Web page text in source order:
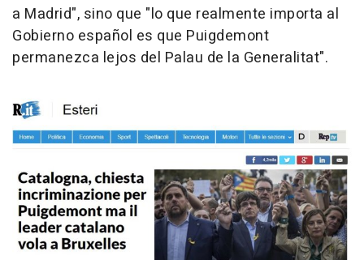
a Madrid", sino que "lo que realmente importa al
Gobierno español es que Puigdemont
permanezca lejos del Palau de la Generalitat".